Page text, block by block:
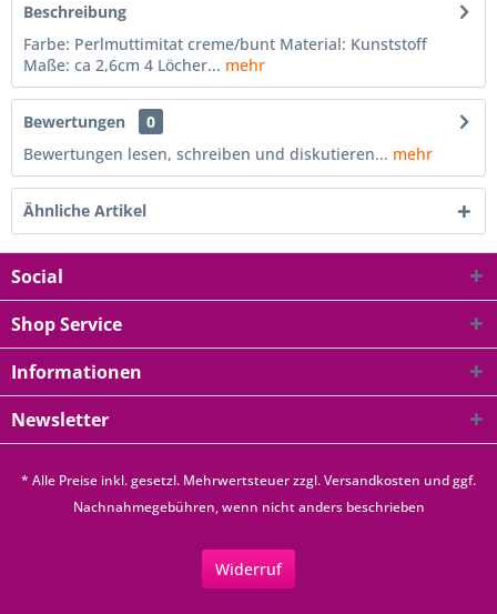
Beschreibung
Farbe: Perlmuttimitat creme/bunt Material: Kunststoff
Maße: ca 2,6cm 4 Löcher... mehr
Bewertungen
0
Bewertungen lesen, schreiben und diskutieren... mehr
Ähnliche Artikel
Social
Shop Service
Informationen
Newsletter
* Alle Preise inkl. gesetzl. Mehrwertsteuer zzgl.Versandkosten und ggf.
Nachnahmegebühren, wenn nicht anders beschrieben
Widerruf